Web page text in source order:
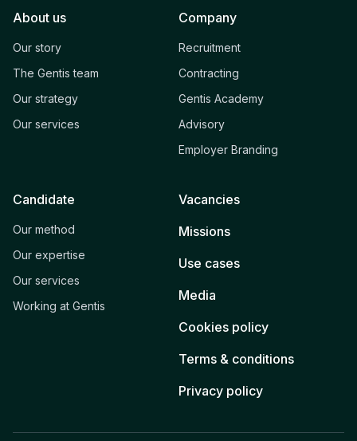
About us
Our story
The Gentis team
Our strategy
Our services
Company
Recruitment
Contracting
Gentis Academy
Advisory
Employer Branding
Candidate
Our method
Our expertise
Our services
Working at Gentis
Vacancies
Missions
Use cases
Media
Cookies policy
Terms & conditions
Privacy policy